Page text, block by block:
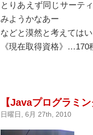
とりあえず同じサーテ
みようかなあー
などと漠然と考えては
《現在取得資格》…170
【Javaプログラミ
日曜日, 6月 27th, 2010